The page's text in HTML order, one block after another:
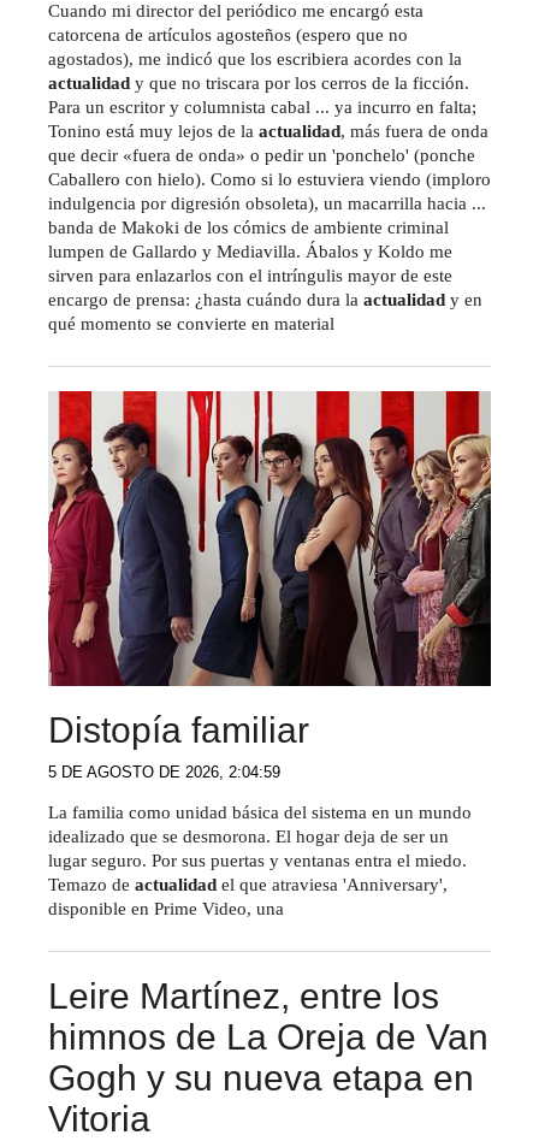
Cuando mi director del periódico me encargó esta
catorcena de artículos agosteños (espero que no
agostados), me indicó que los escribiera acordes con la
actualidad y que no triscara por los cerros de la ficción.
Para un escritor y columnista cabal ... ya incurro en falta;
Tonino está muy lejos de la actualidad, más fuera de onda
que decir «fuera de onda» o pedir un 'ponchelo' (ponche
Caballero con hielo). Como si lo estuviera viendo (imploro
indulgencia por digresión obsoleta), un macarrilla hacia ...
banda de Makoki de los cómics de ambiente criminal
lumpen de Gallardo y Mediavilla. Ábalos y Koldo me
sirven para enlazarlos con el intríngulis mayor de este
encargo de prensa: ¿hasta cuándo dura la actualidad y en
qué momento se convierte en material
Distopía familiar
5 DE AGOSTO DE 2026, 2:04:59
La familia como unidad básica del sistema en un mundo
idealizado que se desmorona. El hogar deja de ser un
lugar seguro. Por sus puertas y ventanas entra el miedo.
Temazo de actualidad el que atraviesa 'Anniversary',
disponible en Prime Video, una
Leire Martínez, entre los
himnos de La Oreja de Van
Gogh y su nueva etapa en
Vitoria